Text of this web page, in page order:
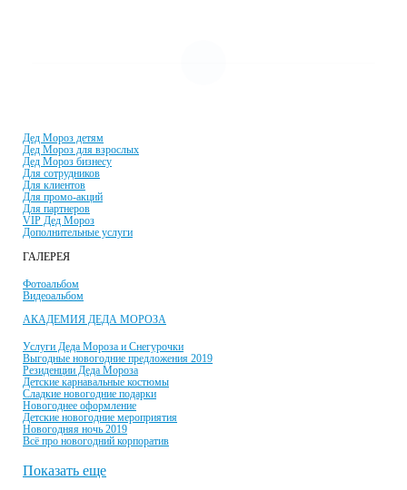
Дед Мороз детям
Дед Мороз для взрослых
Дед Мороз бизнесу
Для сотрудников
Для клиентов
Для промо-акций
Для партнеров
VIP Дед Мороз
Дополнительные услуги
ГАЛЕРЕЯ
Фотоальбом
Видеоальбом
АКАДЕМИЯ ДЕДА МОРОЗА
Услуги Деда Мороза и Снегурочки
Выгодные новогодние предложения 2019
Резиденции Деда Мороза
Детские карнавальные костюмы
Сладкие новогодние подарки
Новогоднее оформление
Детские новогодние мероприятия
Новогодняя ночь 2019
Всё про новогодний корпоратив
Показать еще